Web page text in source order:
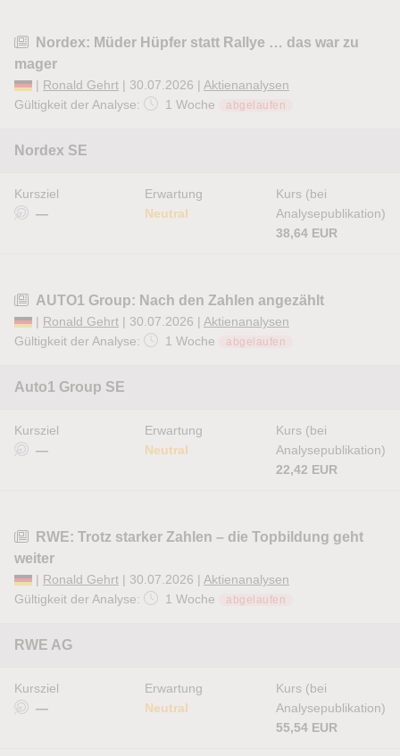
Nordex: Müder Hüpfer statt Rallye … das war zu
mager
| Ronald Gehrt | 30.07.2026 | Aktienanalysen
Gültigkeit der Analyse:
1 Woche abgelaufen
Nordex SE
Kursziel
—
Erwartung
Neutral
Kurs (bei
Analysepublikation)
38,64 EUR
AUTO1 Group: Nach den Zahlen angezählt
| Ronald Gehrt | 30.07.2026 | Aktienanalysen
Gültigkeit der Analyse:
1 Woche abgelaufen
Auto1 Group SE
Kursziel
—
Erwartung
Neutral
Kurs (bei
Analysepublikation)
22,42 EUR
RWE: Trotz starker Zahlen – die Topbildung geht
weiter
| Ronald Gehrt | 30.07.2026 | Aktienanalysen
Gültigkeit der Analyse:
1 Woche abgelaufen
RWE AG
Kursziel
—
Erwartung
Neutral
Kurs (bei
Analysepublikation)
55,54 EUR